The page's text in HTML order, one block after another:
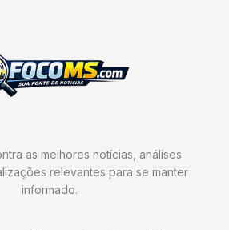
as melhores notícias, análises
relevantes para se manter
informado.